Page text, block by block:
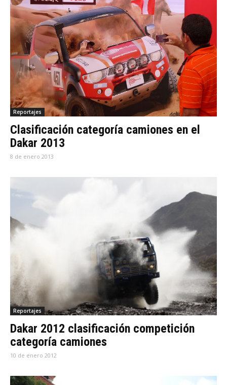
Reportajes
Clasificación categoría camiones en el
Dakar 2013
8 de enero 2013
Reportajes
Dakar 2012 clasificación competición
categoría camiones
10 de enero 2012